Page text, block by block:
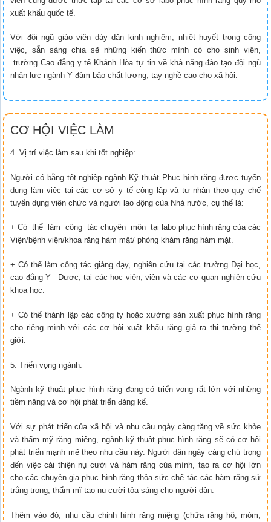
xuất khẩu quốc tế.
Với đội ngũ giáo viên dày dặn kinh nghiệm, nhiệt huyết trong công
việc, sẵn sàng chia sẽ những kiến thức mình có cho sinh viên,
trường Cao đẳng y tế Khánh Hòa tự tin về khả năng đào tạo đội ngũ
nhân lực ngành Y đảm bảo chất lượng, tay nghề cao cho xã hội.
CƠ HỘI VIỆC LÀM
4. Vị trí việc làm sau khi tốt nghiệp:
Người có bằng tốt nghiệp ngành Kỹ thuật Phục hình răng được tuyển
dụng làm việc tại các cơ sở y tế công lập và tư nhân theo quy chế
tuyển dụng viên chức và người lao động của Nhà nước, cụ thể là:
+ Có thể làm công tác chuyên môn tại labo phục hình răng của các
Viện/bệnh viện/khoa răng hàm mặt/ phòng khám răng hàm mặt.
+ Có thể làm công tác giảng dạy, nghiên cứu tại các trường Đại học,
cao đẳng Y –Dược, tại các học viện, viện và các cơ quan nghiên cứu
khoa học.
+ Có thể thành lập các công ty hoặc xưởng sản xuất phục hình răng
cho riêng mình với các cơ hội xuất khẩu răng giả ra thị trường thế
giới.
5. Triển vọng ngành:
Ngành kỹ thuật phục hình răng đang có triển vọng rất lớn với những
tiềm năng và cơ hội phát triển đáng kể.
Với sự phát triển của xã hội và nhu cầu ngày càng tăng về sức khỏe
và thẩm mỹ răng miệng, ngành kỹ thuật phục hình răng sẽ có cơ hội
phát triển mạnh mẽ theo nhu cầu này. Người dân ngày càng chú trọng
đến việc cải thiện nụ cười và hàm răng của mình, tạo ra cơ hội lớn
cho các chuyên gia phục hình răng thỏa sức chế tác các hàm răng sứ
trắng trong, thẩm mĩ tạo nụ cười tỏa sáng cho người dân.
Thêm vào đó, nhu cầu chỉnh hình răng miệng (chữa răng hô, móm,